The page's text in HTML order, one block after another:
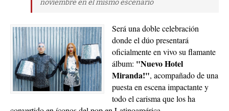
donde el dúo presentará
oficialmente en vivo su flamante
álbum:"Nuevo Hotel
Miranda!", acompañado de una
puesta en escena impactante y
todo el carisma que los ha
convertido en íconos del pop en Latinoamérica.